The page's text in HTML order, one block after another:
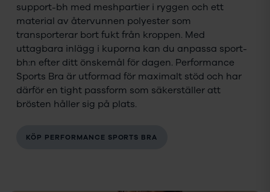
support-bh med meshpartier i ryggen och ett
material av återvunnen polyester som
transporterar bort fukt från kroppen. Med
uttagbara inlägg i kuporna kan du anpassa sport-
bh:n efter ditt önskemål för dagen. Performance
Sports Bra är utformad för maximalt stöd och har
därför en tight passform som säkerställer att
brösten håller sig på plats.
KÖP PERFORMANCE SPORTS BRA